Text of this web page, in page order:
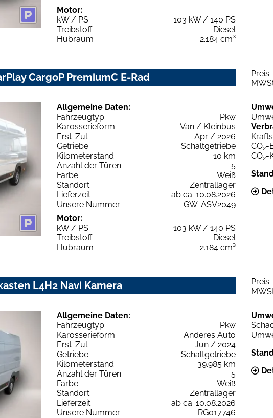
Motor:
kW / PS
103 kW / 140 PS
Treibstoff
Diesel
Hubraum
2.184 cm³
CargoP PremiumC E-Rad Preis:
Allgemeine Daten:
Fahrzeugtyp
Pkw
Karosserieform
Van / Kleinbus
Erst-Zul.
Apr / 2026
Getriebe
Schaltgetriebe
Kilometerstand
10 km
Anzahl der Türen
5
Farbe
Weiß
Standort
Zentrallager
Lieferzeit
ab ca. 10.08.2026
Unsere Nummer
GW-ASV2049
Motor:
kW / PS
103 kW / 140 PS
Treibstoff
Diesel
Hubraum
2.184 cm³
CO2-
CO2-
L4H2 Navi Kamera Preis:
Allgemeine Daten:
Fahrzeugtyp
Pkw
Karosserieform
Anderes Auto
Erst-Zul.
Jun / 2024
Getriebe
Schaltgetriebe
Kilometerstand
39.985 km
Anzahl der Türen
5
Farbe
Weiß
Standort
Zentrallager
Lieferzeit
ab ca. 10.08.2026
Unsere Nummer
RG017746